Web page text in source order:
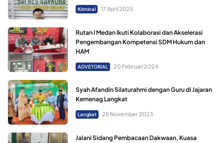
Kriminal 17 April 2025
Rutan I Medan Ikuti Kolaborasi dan Akselerasi
Pengembangan Kompetensi SDM Hukum dan
HAM
ADVETORIAL 20 Februari 2024
Syah Afandin Silaturahmi dengan Guru di Jajaran
Kemenag Langkat
Langkat 25 November 2023
Jalani Sidang Pembacaan Dakwaan, Kuasa